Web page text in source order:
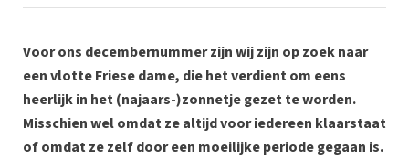
Voor ons decembernummer zijn wij zijn op zoek naar
een vlotte Friese dame, die het verdient om eens
heerlijk in het (najaars-)zonnetje gezet te worden.
Misschien wel omdat ze altijd voor iedereen klaarstaat
of omdat ze zelf door een moeilijke periode gegaan is.